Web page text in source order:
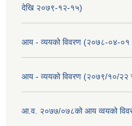
देखि २०७९-१२-१५)
आय - व्ययको विवरण (२०७८-०४-
आय - व्ययको विवरण (२०७९/१०/२२
आ.व. २०७७/०७८को आय व्वयको